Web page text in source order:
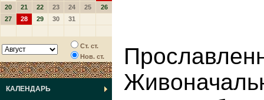
20
21 22 23 24 25
26
27
28 29 30 31
Ст. ст.
Нов. ст.
КАЛЕНДАРЬ